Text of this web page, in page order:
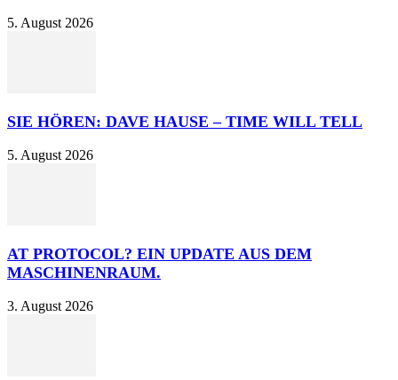
5. August 2026
SIE HÖREN: DAVE HAUSE – TIME WILL TELL
5. August 2026
AT PROTOCOL? EIN UPDATE AUS DEM
MASCHINENRAUM.
3. August 2026